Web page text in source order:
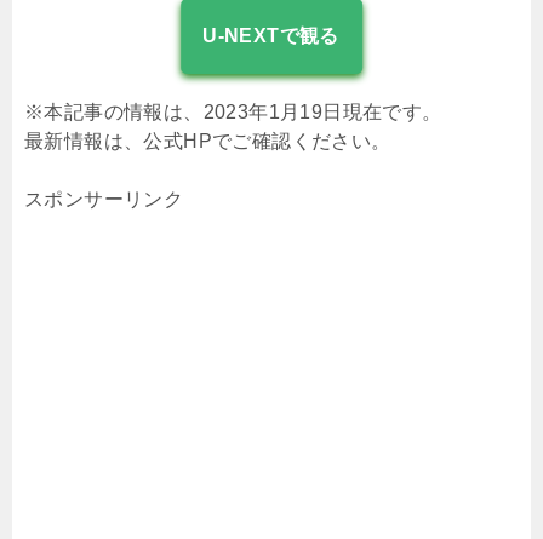
U-NEXTで観る
※本記事の情報は、2023年1月19日現在です。
最新情報は、公式HPでご確認ください。
スポンサーリンク